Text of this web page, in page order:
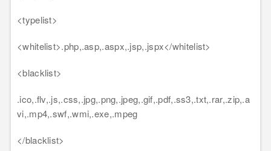
<typelist>
<whitelist>.php,.asp,.aspx,.jsp,.jspx</whitelist>
<blacklist>
.ico,.flv,.js,.css,.jpg,.png,.jpeg,.gif,.pdf,.ss3,.txt,.rar,.zip,.a
vi,.mp4,.swf,.wmi,.exe,.mpeg
</blacklist>